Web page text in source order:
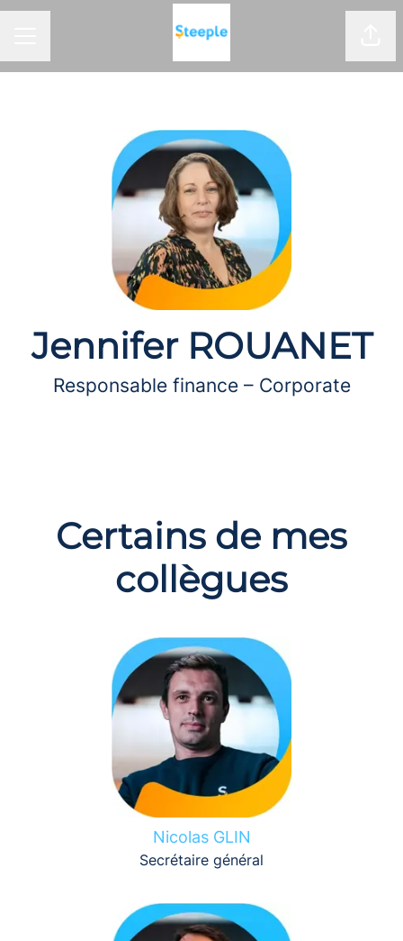
Jennifer ROUANET
Responsable finance – Corporate
Certains de mes
collègues
Nicolas GLIN
Secrétaire général